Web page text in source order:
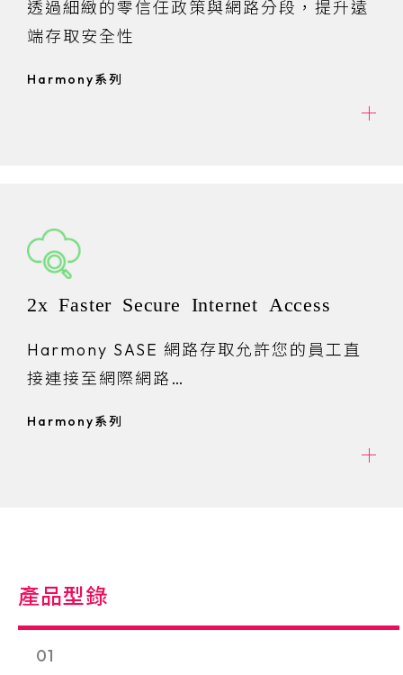
透過細緻的零信任政策與網路分段，提升遠
端存取安全性
Harmony系列
2x Faster Secure Internet Access
Harmony SASE 網路存取允許您的員工直
接連接至網際網路
Harmony系列
產品型錄
01